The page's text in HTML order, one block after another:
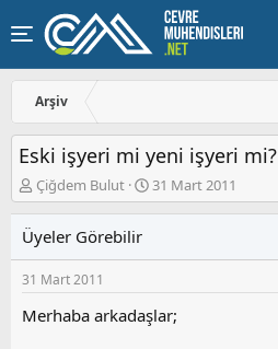
Arşiv
Eski işyeri mi yeni işyeri mi?
K
o
u
y
u
a
Çiğdem Bulut
B
a
a
ı
31 Mart 2011
Üyeler Görebilir
31 Mart 2011
Merhaba arkadaşlar;